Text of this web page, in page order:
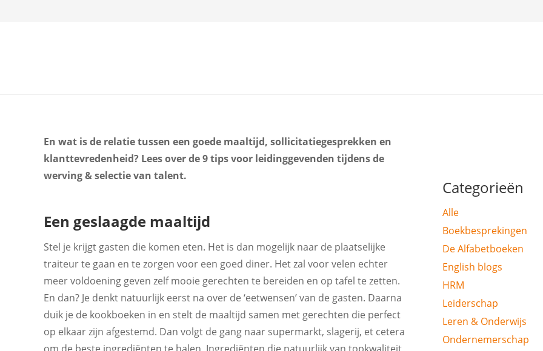
En wat is de relatie tussen een goede maaltijd, sollicitatiegesprekken en
klanttevredenheid? Lees over de 9 tips voor leidinggevenden tijdens de
werving & selectie van talent.
Een geslaagde maaltijd
Stel je krijgt gasten die komen eten. Het is dan mogelijk naar de plaatselijke
traiteur te gaan en te zorgen voor een goed diner. Het zal voor velen echter
meer voldoening geven zelf mooie gerechten te bereiden en op tafel te zetten.
En dan? Je denkt natuurlijk eerst na over de ‘eetwensen’ van de gasten. Daarna
duik je de kookboeken in en stelt de maaltijd samen met gerechten die perfect
op elkaar zijn afgestemd. Dan volgt de gang naar supermarkt, slagerij, et cetera
Categorieën
Alle
Boekbesprekingen
De Alfabetboeken
English blogs
HRM
Leiderschap
Leren & Onderwijs
Ondernemerschap